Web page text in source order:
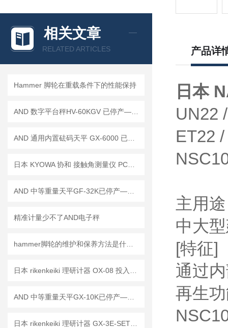
相关文章
RELATED ARTICLES
Hammer 脚轮在重载条件下的性能保持
精准计量少不了AND电子秤
产品详
日本
UN22
ET22
主用途
中大
[特征]
通过
再生